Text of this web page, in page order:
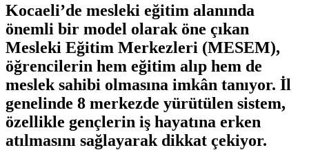
Kocaeli’de mesleki eğitim alanında
önemli bir model olarak öne çıkan
Mesleki Eğitim Merkezleri (MESEM),
öğrencilerin hem eğitim alıp hem de
meslek sahibi olmasına imkân tanıyor. İl
genelinde 8 merkezde yürütülen sistem,
özellikle gençlerin iş hayatına erken
atılmasını sağlayarak dikkat çekiyor.